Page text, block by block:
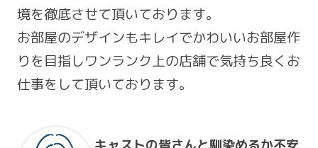
境を徹底させて頂いております。
お部屋のデザインもキレイでかわいいお部屋作
りを目指しワンランク上の店舗で気持ち良くお
仕事をして頂いております。